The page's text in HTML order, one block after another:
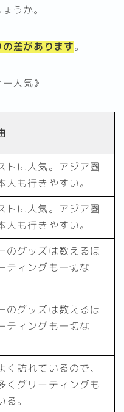
うか。
差があります。
人気》
トに人気。アジア圏
人も行きやすい。
トに人気。アジア圏
人も行きやすい。
のグッズは数えるほ
ティングも一切な
のグッズは数えるほ
ティングも一切な
く訪れているので、
くグリーティングも
。